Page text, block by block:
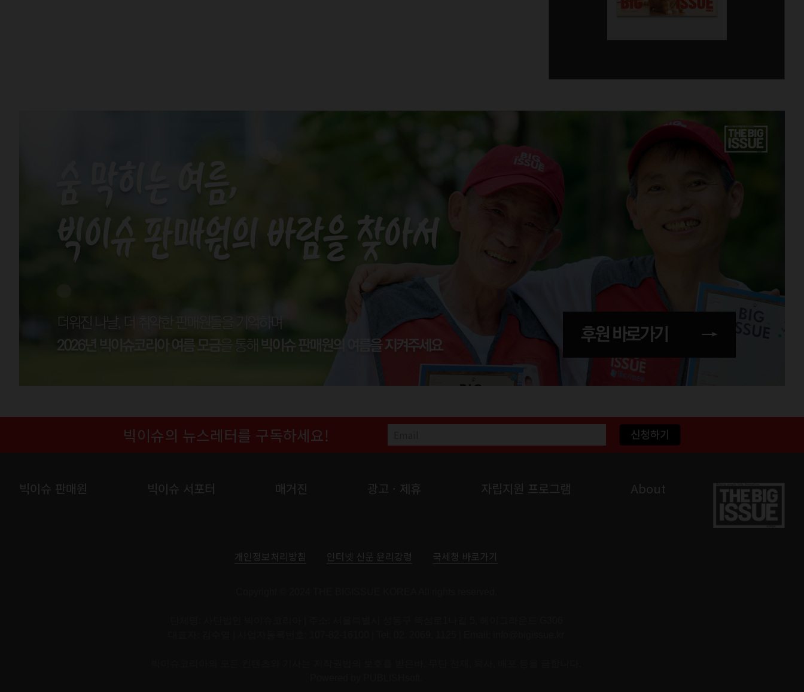
빅이슈의 뉴스레터를 구독하세요!
빅이슈 판매원 빅이슈 서포터 매거진 광고 · 제휴 자립지원 프로그램 About
개인정보처리방침 인터넷 신문 윤리강령 국세청 바로가기